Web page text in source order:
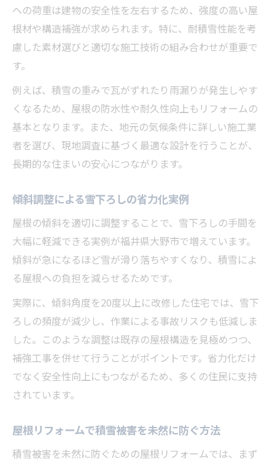
への荷重は建物の安全性を左右するため、強度の高い屋
根材や構造補強が求められます。特に、耐積雪性能を考
慮した素材選びと適切な施工技術の組み合わせが重要で
す。
例えば、積雪の重みで瓦がずれたり雨漏りが発生しやす
くなるため、屋根の防水性や耐久性向上もリフォームの
基本となります。また、地元の気候条件に詳しい施工業
者を選び、現地調査に基づく最適な設計を行うことが、
長期的な住まいの安心につながります。
傾斜調整による雪下ろしの省力化実例
屋根の傾斜を適切に調整することで、雪下ろしの手間を
大幅に軽減できる実例が福井県大野市で増えています。
傾斜が急になるほど雪が滑り落ちやすくなり、積雪によ
る屋根への負担を減らせるためです。
実際に、傾斜角度を20度以上に改修した住宅では、雪下
ろしの頻度が減少し、作業による事故リスクも低減しま
した。このような調整は既存の屋根構造を見極めつつ、
補強工事を併せて行うことがポイントです。省力化だけ
でなく安全性向上にもつながるため、多くの住民に支持
されています。
屋根リフォームで積雪被害を未然に防ぐ方法
積雪被害を未然に防ぐための屋根リフォームでは、まず